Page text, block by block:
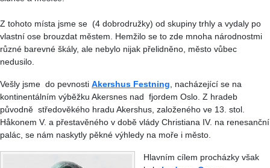
Z tohoto místa jsme se (4 dobrodružky) od skupiny trhly a vydaly po
vlastní ose brouzdat městem. Hemžilo se to zde mnoha národnostmi
různé barevné škály, ale nebylo nijak přelidněno, město vůbec
nedusilo.
Vešly jsme do pevnosti Akershus Festning , nacházející se na
kontinentálním výběžku Akersnes nad fjordem Oslo. Z hradeb
původně středověkého hradu Akershus, založeného ve 13. stol.
Håkonem V. a přestavěného v době vlády Christiana IV. na renesanční
palác, se nám naskytly pěkné výhledy na moře i město.
Hlavním cílem procházky však